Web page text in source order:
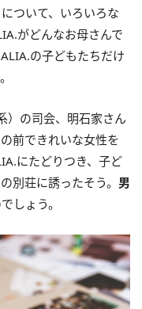
ついて、いろいろな
がどんなお母さんで
の子どもたちだけ
）の司会、明石家さん
前できれいな女性を
にたどりつき、子ど
別荘に誘ったそう。 男
しょう。